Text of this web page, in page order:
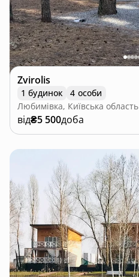
Zvirolis
1 будинок
4 особи
Любимівка, Київська область
від₴5 500доба